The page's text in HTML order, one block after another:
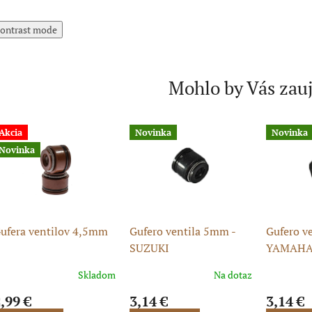
mode
Mohlo by Vás
ventilov 4,5mm
Skladom
€
Novinka
Gufero ventila 5mm -
SUZUKI
Na dotaz
3,14 €
Novinka
Gufero
3,14 €